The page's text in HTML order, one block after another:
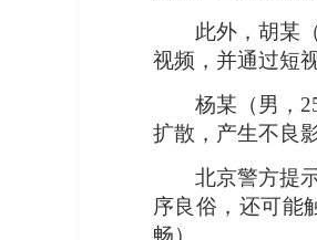
此外，胡某
视频，并通过短
杨某（男，
扩散，产生不良
北京警方提
序良俗，还可能
畅）